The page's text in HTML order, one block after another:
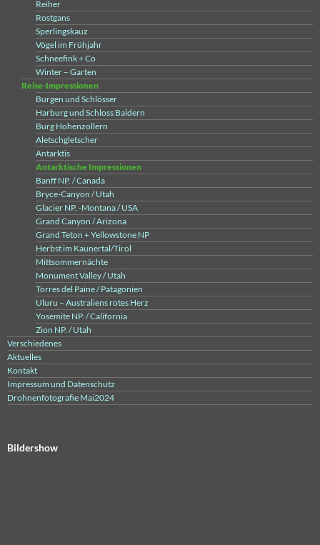
Reiher
Rostgans
Sperlingskauz
Vögel im Frühjahr
Schneefink + Co
Winter – Garten
Reise-Impressionen
Burgen und Schlösser
Harburg und Schloss Baldern
Burg Hohenzollern
Aletschgletscher
Antarktis
Antarktische Impressionen
Banff NP. / Canada
Bryce-Canyon / Utah
Glacier NP. -Montana / USA
Grand Canyon / Arizona
Grand Teton + Yellowstone NP
Herbst im Kaunertal/Tirol
Mittsommernächte
Monument Valley / Utah
Torres del Paine / Patagonien
Uluru – Australiens rotes Herz
Yosemite NP. / California
Zion NP. / Utah
Verschiedenes
Aktuelles
Kontakt
Impressum und Datenschutz
Drohnenfotografie Mai2024
Bildershow